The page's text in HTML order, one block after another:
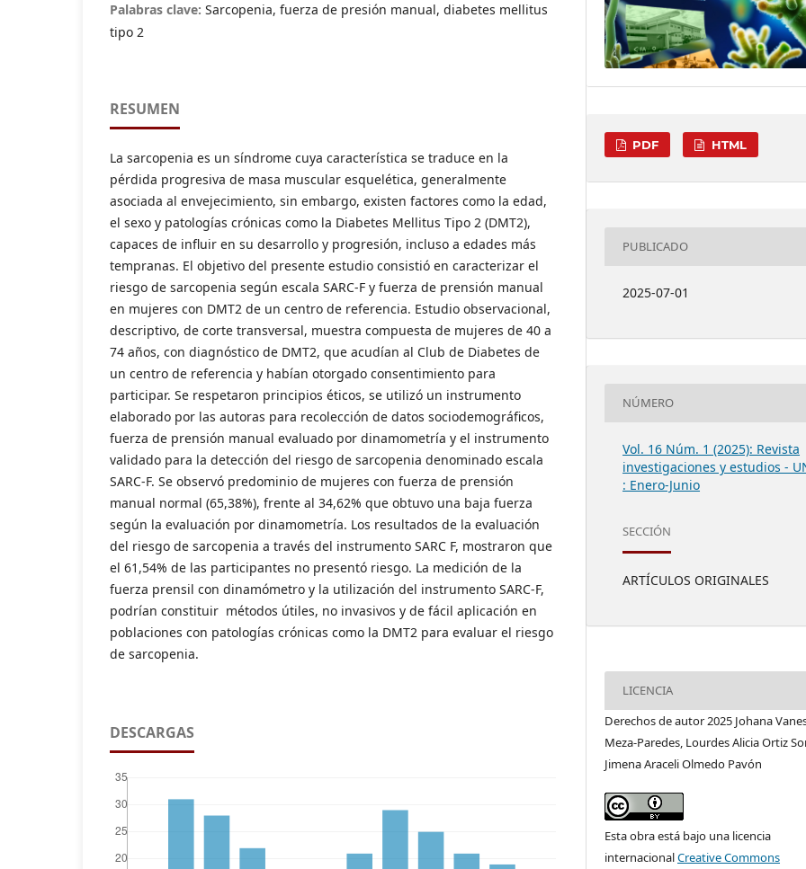
Palabras clave: Sarcopenia, fuerza de presión manual, diabetes mellitus
tipo 2
RESUMEN
La sarcopenia es un síndrome cuya característica se traduce en la
pérdida progresiva de masa muscular esquelética, generalmente
asociada al envejecimiento, sin embargo, existen factores como la edad,
el sexo y patologías crónicas como la Diabetes Mellitus Tipo 2 (DMT2),
capaces de influir en su desarrollo y progresión, incluso a edades más
tempranas. El objetivo del presente estudio consistió en caracterizar el
riesgo de sarcopenia según escala SARC-F y fuerza de prensión manual
en mujeres con DMT2 de un centro de referencia. Estudio observacional,
descriptivo, de corte transversal, muestra compuesta de mujeres de 40 a
74 años, con diagnóstico de DMT2, que acudían al Club de Diabetes de
un centro de referencia y habían otorgado consentimiento para
participar. Se respetaron principios éticos, se utilizó un instrumento
elaborado por las autoras para recolección de datos sociodemográficos,
fuerza de prensión manual evaluado por dinamometría y el instrumento
validado para la detección del riesgo de sarcopenia denominado escala
SARC-F. Se observó predominio de mujeres con fuerza de prensión
manual normal (65,38%), frente al 34,62% que obtuvo una baja fuerza
según la evaluación por dinamometría. Los resultados de la evaluación
del riesgo de sarcopenia a través del instrumento SARC F, mostraron que
el 61,54% de las participantes no presentó riesgo. La medición de la
fuerza prensil con dinamómetro y la utilización del instrumento SARC-F,
podrían constituir métodos útiles, no invasivos y de fácil aplicación en
poblaciones con patologías crónicas como la DMT2 para evaluar el riesgo
de sarcopenia.
DESCARGAS
PDF HTML
PUBLICADO
2025-07-01
NÚMERO
Vol. 16 Núm. 1 (2025): Revista
investigaciones y estudios -
: Enero-Junio
SECCIÓN
ARTÍCULOS ORIGINALES
LICENCIA
Derechos de autor 2025 Johana
Meza-Paredes, Lourdes Alicia Ortiz
Jimena Araceli Olmedo Pavón
Esta obra está bajo una licencia
internacionalCreative Commons